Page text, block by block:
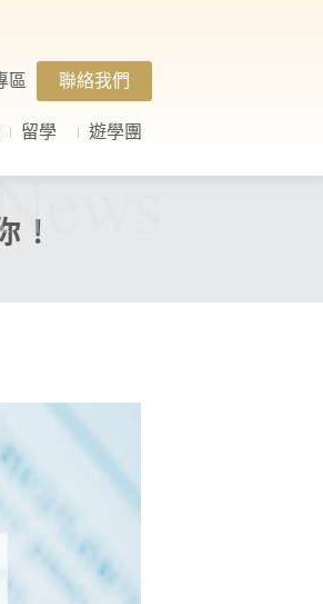
區 聯絡我們
留學 遊學團
！